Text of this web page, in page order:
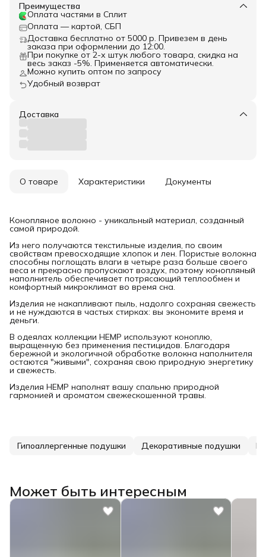
Преимущества
Оплата частями в Сплит
Оплата — картой, СБП
Доставка бесплатно от 5000 р. Привезем в день
заказа при оформлении до 12:00.
При покупке от 2-х штук любого товара, скидка на
весь заказ -5%. Применяется автоматически.
Можно купить оптом по запросу
Удобный возврат
Доставка
О товаре Характеристики Документы
Конопляное волокно - уникальный материал, созданный
самой природой.
Из него получаются текстильные изделия, по своим
свойствам превосходящие хлопок и лен. Пористые волокна
способны поглощать влаги в четыре раза больше своего
веса и прекрасно пропускают воздух, поэтому конопляный
наполнитель обеспечивает потрясающий теплообмен и
комфортный микроклимат во время сна.
Изделия не накапливают пыль, надолго сохраняя свежесть
и не нуждаются в частых стирках: вы экономите время и
деньги.
В одеялах коллекции HEMP используют коноплю,
выращенную без применения пестицидов. Благодаря
бережной и экологичной обработке волокна наполнителя
остаются "живыми", сохраняя свою природную энергетику
и свежесть.
Изделия HEMP наполнят вашу спальню природной
гармонией и ароматом свежескошенной травы.
Гипоаллергенные подушки Декоративные подушки
Может быть интересным